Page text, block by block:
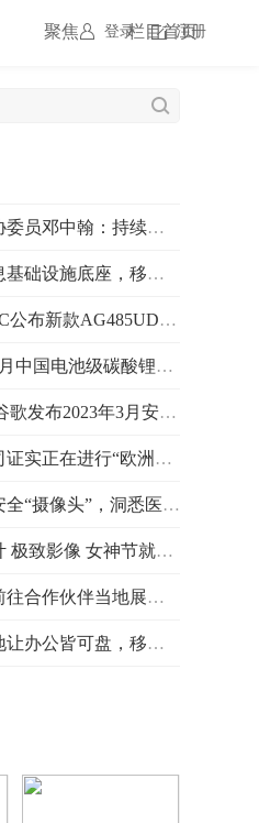
登录 注册
聚焦 栏目首页
：持续高质量创新打造自立自强生态系
座，移动云为物联网规模化应用提速！
款AG485UD2显示器 采用了48英寸4K 138Hz OLED屏
级碳酸锂和氢氧化锂市场均价环比下跌分
发布2023年3月安卓安全公告 重点修复了两个“关键”
进行“欧洲业务子公司的战略重组”
头”，洞悉医疗行业网络与数据安全风险
像 女神节就选三星Galaxy S23系列
当地展开培训指导，为智慧消毒方案落
皆可盘，移动云云电脑有方法